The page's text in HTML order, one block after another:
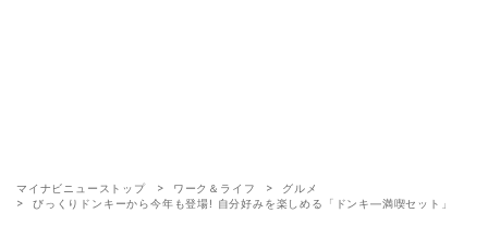
マイナビニューストップ ワーク＆ライフ
グルメ
びっくりドンキーから今年も登場! 自分好みを楽しめる「ドンキ―満喫セット」